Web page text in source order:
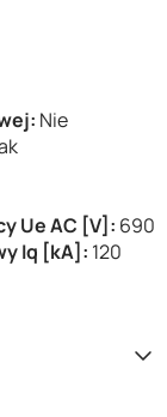
Nie
Ue AC [V]: 690
Iq [kA]: 120